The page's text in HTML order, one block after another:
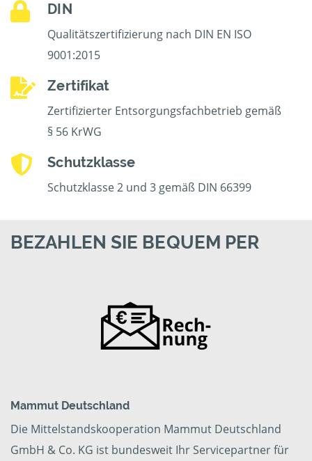
DIN
Qualitätszertifizierung nach DIN EN ISO
9001:2015
Zertifikat
Zertifizierter Entsorgungsfachbetrieb gemäß
§ 56 KrWG
Schutzklasse
Schutzklasse 2 und 3 gemäß DIN 66399
BEZAHLEN SIE BEQUEM PER
Mammut Deutschland
Die Mittelstandskooperation Mammut Deutschland
GmbH & Co. KG ist bundesweit Ihr Servicepartner für